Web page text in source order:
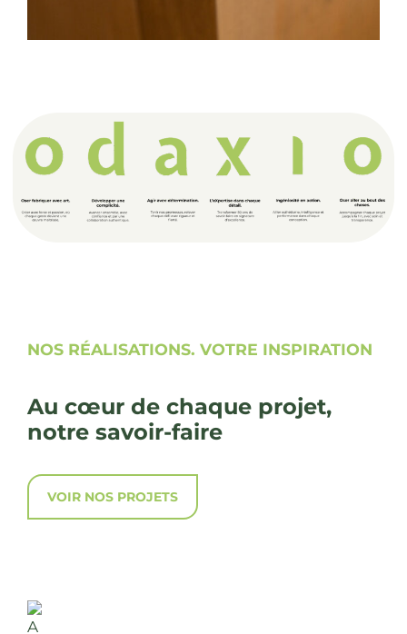
NOS RÉALISATIONS. VOTRE INSPIRATION
Au cœur de chaque projet,
notre savoir-faire
VOIR NOS PROJETS